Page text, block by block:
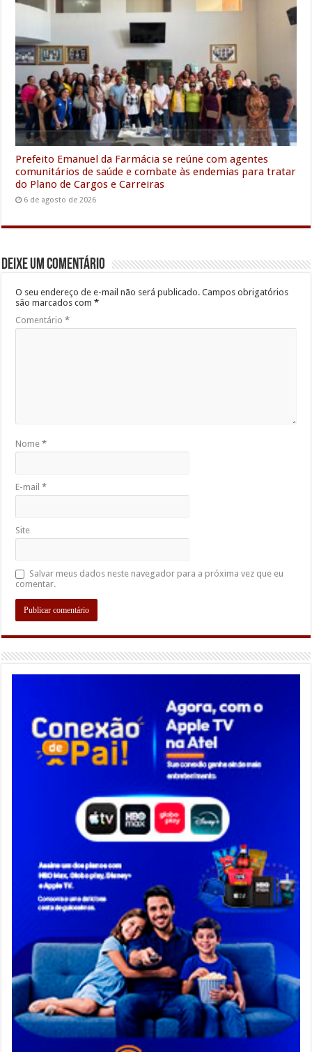
Prefeito Emanuel da Farmácia se reúne com agentes
comunitários de saúde e combate às endemias para tratar
do Plano de Cargos e Carreiras
6 de agosto de 2026
Deixe um comentário
O seu endereço de e-mail não será publicado. Campos obrigatórios
são marcados com*
Comentário*
Nome*
E-mail*
Site
Salvar meus dados neste navegador para a próxima vez que eu
comentar.